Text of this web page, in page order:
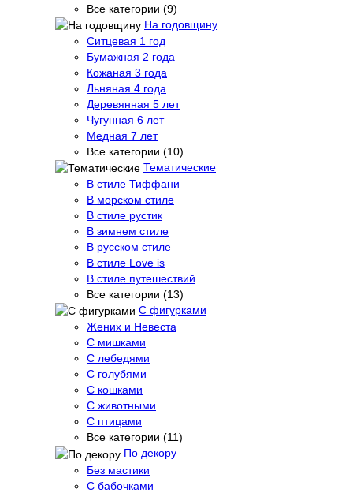
Все категории (9)
На годовщину
Ситцевая 1 год
Бумажная 2 года
Кожаная 3 года
Льняная 4 года
Деревянная 5 лет
Чугунная 6 лет
Медная 7 лет
Все категории (10)
Тематические
В стиле Тиффани
В морском стиле
В стиле рустик
В зимнем стиле
В русском стиле
В стиле Love is
В стиле путешествий
Все категории (13)
С фигурками
Жених и Невеста
С мишками
С лебедями
С голубями
С кошками
С животными
С птицами
Все категории (11)
По декору
Без мастики
С бабочками